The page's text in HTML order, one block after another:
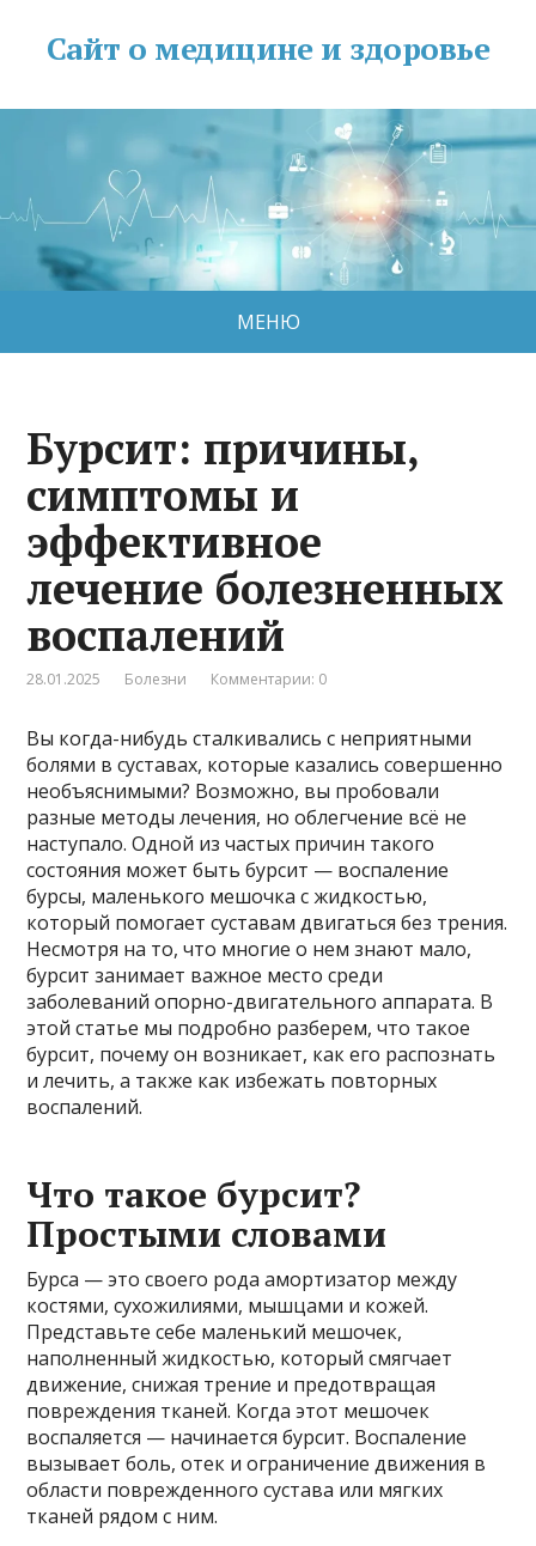
Сайт о медицине и здоровье
МЕНЮ
Бурсит: причины,
симптомы и
эффективное
лечение болезненных
воспалений
28.01.2025 Болезни Комментарии: 0
Вы когда-нибудь сталкивались с неприятными
болями в суставах, которые казались совершенно
необъяснимыми? Возможно, вы пробовали
разные методы лечения, но облегчение всё не
наступало. Одной из частых причин такого
состояния может быть бурсит — воспаление
бурсы, маленького мешочка с жидкостью,
который помогает суставам двигаться без трения.
Несмотря на то, что многие о нем знают мало,
бурсит занимает важное место среди
заболеваний опорно-двигательного аппарата. В
этой статье мы подробно разберем, что такое
бурсит, почему он возникает, как его распознать
и лечить, а также как избежать повторных
воспалений.
Что такое бурсит?
Простыми словами
Бурса — это своего рода амортизатор между
костями, сухожилиями, мышцами и кожей.
Представьте себе маленький мешочек,
наполненный жидкостью, который смягчает
движение, снижая трение и предотвращая
повреждения тканей. Когда этот мешочек
воспаляется — начинается бурсит. Воспаление
вызывает боль, отек и ограничение движения в
области поврежденного сустава или мягких
тканей рядом с ним.